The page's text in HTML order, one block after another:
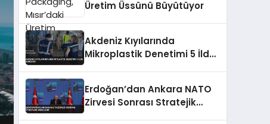
Üretim Üssünü Büyütüyor
Akdeniz Kıyılarında
Mikroplastik Denetimi 5 İlde
Erdoğan’dan Ankara NATO
Zirvesi Sonrası Stratejik